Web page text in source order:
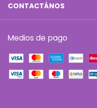
CONTACTÁNOS
Medios de pago